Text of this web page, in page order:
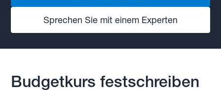
Sprechen Sie mit einem Experten
Budgetkurs festschreiben